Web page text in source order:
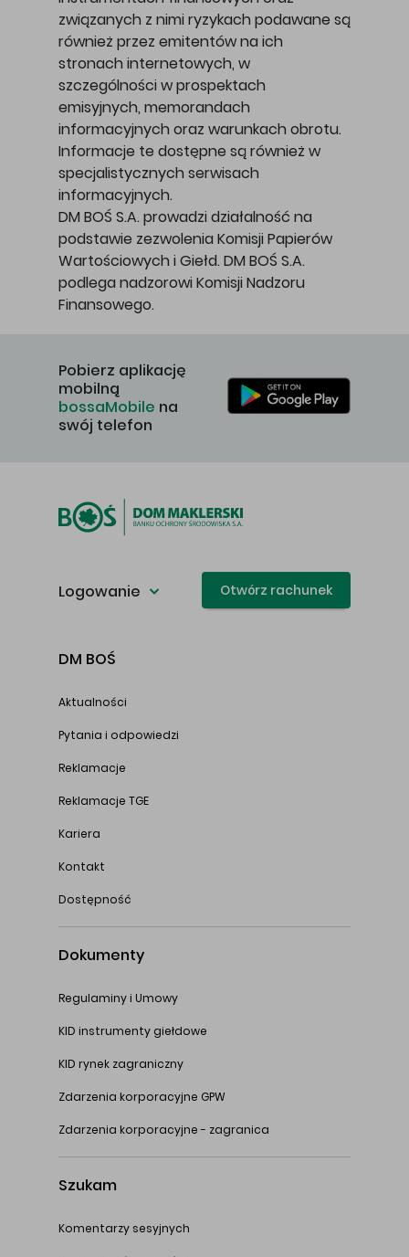
związanych z nimi ryzykach podawane są
również przez emitentów na ich
stronach internetowych, w
szczególności w prospektach
emisyjnych, memorandach
informacyjnych oraz warunkach obrotu.
Informacje te dostępne są również w
specjalistycznych serwisach
informacyjnych.
DM BOŚ S.A. prowadzi działalność na
podstawie zezwolenia Komisji Papierów
Wartościowych i Giełd. DM BOŚ S.A.
podlega nadzorowi Komisji Nadzoru
Finansowego.
Pobierz aplikację
mobilną
bossaMobile na
swój telefon
Logowanie Otwórz rachunek
DM BOŚ
Aktualności
Pytania i odpowiedzi
Reklamacje
Reklamacje TGE
Kariera
Kontakt
Dostępność
Dokumenty
Regulaminy i Umowy
KID instrumenty giełdowe
KID rynek zagraniczny
Zdarzenia korporacyjne GPW
Zdarzenia korporacyjne - zagranica
Szukam
Komentarzy sesyjnych